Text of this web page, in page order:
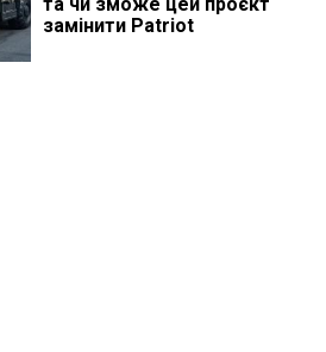
замінити Patriot